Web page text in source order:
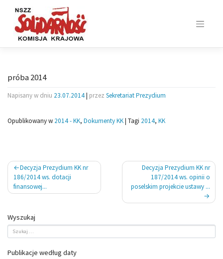
content
próba 2014
Napisany w dniu 23.07.2014| przez Sekretariat Prezydium
Opublikowany w 2014 - KK, Dokumenty KK| Tagi 2014, KK
Nawigacja
wpisu
Decyzja Prezydium KK nr
186/2014 ws. dotacji
finansowej...
Decyzja Prezydium KK nr
187/2014 ws. opinii o
poselskim projekcie ustawy ...
Wyszukaj
Publikacje według daty